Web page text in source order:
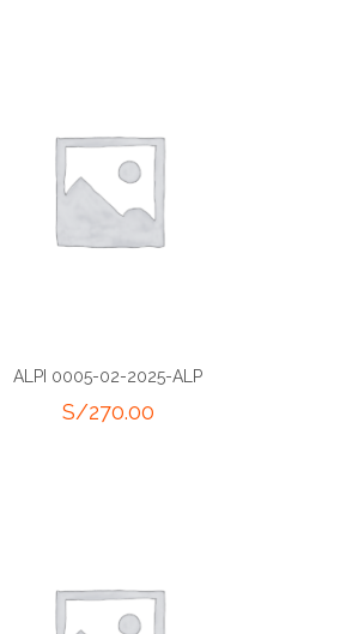
ALPI 0005-02-2025-ALP
S/270.00